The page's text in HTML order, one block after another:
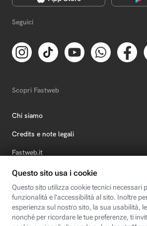
Seguici
Scopri Fastweb
Chi siamo
Credits e note legali
Fastweb.it
Formazione
Fastweb Digital Academy
STEP FuturAbility District